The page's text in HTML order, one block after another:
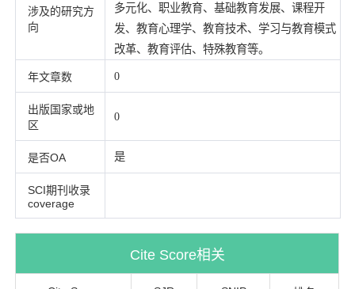
涉及的研究方
向
多元化、职业教育、基础教育发展、课程开
发、教育心理学、教育技术、学习与教育模式
改革、教育评估、特殊教育等。
年文章数 0
出版国家或地
区
0
是否OA 是
SCI期刊收录
coverage
Cite Score相关